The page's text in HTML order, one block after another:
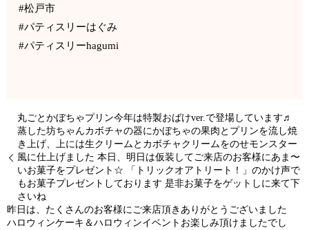
#松戸市
#パティスリーはぐみ
#パティスリーhagumi
丸ごとかぼちゃプリン今年は特製おばけver.で登場しています♬
蒸した坊ちゃんカボチャの器にかぼちゃの果肉とプリンを流し焼
き上げ、上には生クリームとカボチャクリームをのせモンスター
風に仕上げました 本日、明日は仮装してご来店のお客様にあま〜
いお菓子をプレゼント☆ 「トリックオアトリート！」のかけ声で
もお菓子プレゼントしております 是非お菓子をゲットしに来て下
さいね
昨日は、たくさんのお客様にご来店頂きありがとうございました
ハロウィンケーキ＆ハロウィンイベントお楽しみ頂けましたでし